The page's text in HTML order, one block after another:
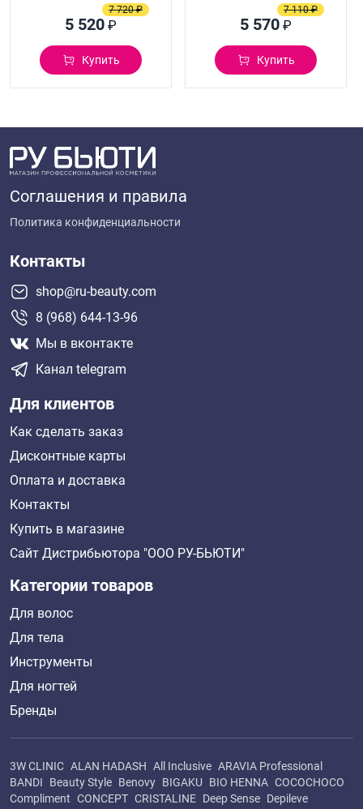
5 520 ₽
7 720 ₽
Купить
5 570 ₽
7 110 ₽
Купить
Соглашения и правила
Политика конфиденциальности
Контакты
shop@ru-beauty.com
8 (968) 644-13-96
Мы в вконтакте
Канал telegram
Для клиентов
Как сделать заказ
Дисконтные карты
Оплата и доставка
Контакты
Купить в магазине
Сайт Дистрибьютора "ООО РУ-БЬЮТИ"
Категории товаров
Для волос
Для тела
Инструменты
Для ногтей
Бренды
3W CLINIC ALAN HADASH All Inclusive ARAVIA Professional
BANDI
Beauty Style Benovy BIGAKU BIO HENNA COCOCHOCO
Compliment CONCEPT CRISTALINE Deep Sense Depileve